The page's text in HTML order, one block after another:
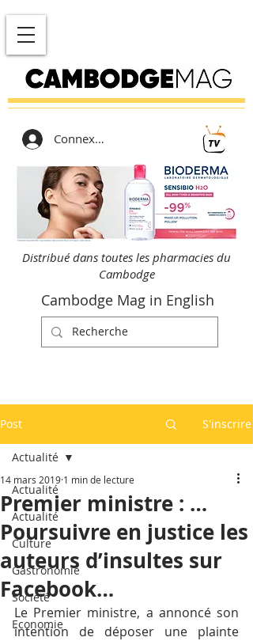
Connexion
Distribué dans toutes les pharmacies du
Cambodge
Cambodge Mag in English
Post S'inscrire
Actualité
Actualité
Culture
Gastronomie
Société
Economie
Actualité
Premier ministre : …
Poursuivre en justice les
auteurs d’insultes sur
Facebook…
14 mars 2019 1 min de lecture
Le Premier ministre, a annoncé son
intention de déposer une plainte